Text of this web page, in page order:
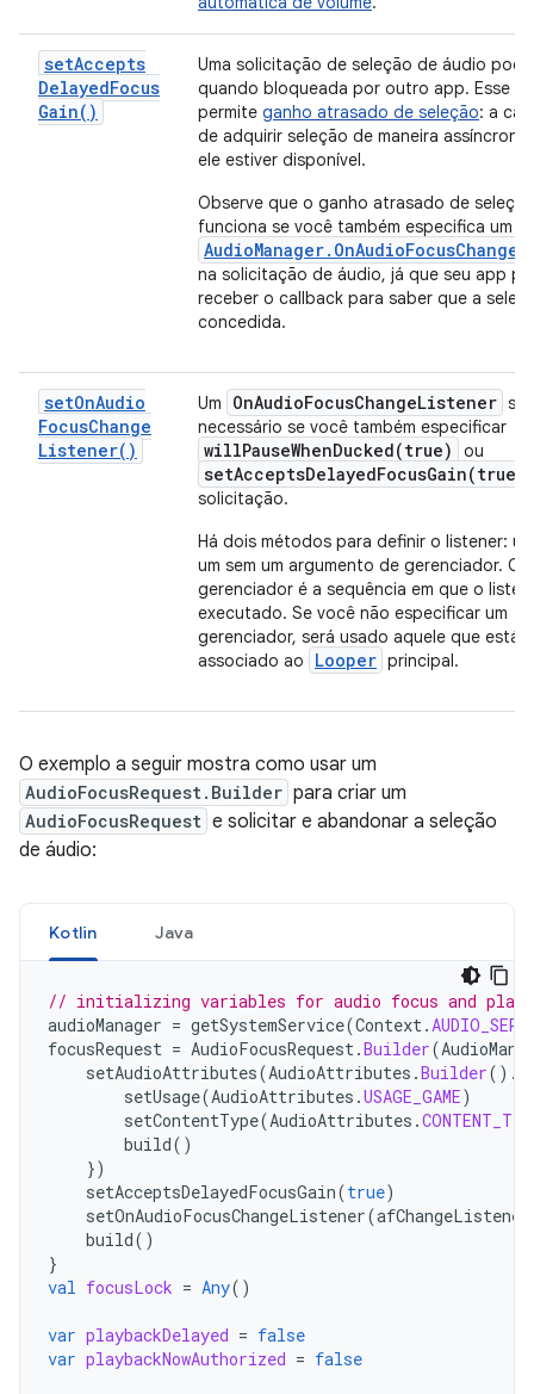
setAccepts
DelayedFocus
Gain( )
Uma solicitação de seleção de áudio
quando bloqueada por outro app. Esse
permite ganho atrasado de seleção: a
de adquirir seleção de maneira
ele estiver disponível.
Observe que o ganho atrasado de
funciona se você também especifica um
na solicitação de áudio, já que seu app
receber o callback para saber que a
concedida.
setOnAudio
FocusChange
Listener( )
Um OnAudioFocusChangeListener só
necessário se você também especificar
willPauseWhenDucked(true) ou
setAcceptsDelayedFocusGain(true)
solicitação.
Há dois métodos para definir o listener:
um sem um argumento de gerenciador. O
gerenciador é a sequência em que o
executado. Se você não especificar um
gerenciador, será usado aquele que está
associado ao
Looper principal.
O exemplo a seguir mostra como usar um
AudioFocusRequest.Builder para criar um
AudioFocusRequest e solicitar e abandonar a seleção
de áudio:
Kotlin Java
// initializing variables for audio focus and
audioManager = getSystemService(Context.
focusRequest = AudioFocusRequest.Builder(
setAudioAttributes(AudioAttributes .Builder().
setUsage(AudioAttributes .USAGE_GAME)
setContentType(AudioAttributes .
build()
})
setAcceptsDelayedFocusGain(true)
setOnAudioFocusChangeListener(afChangeListener
build()
}
val focusLock = Any()
var playbackDelayed = false
var playbackNowAuthorized = false